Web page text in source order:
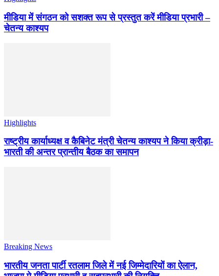
मीडिया में संगठन को सशक्त रूप से प्रस्तुत करें मीडिया प्रभारी –
चेतन्य काश्यप
Highlights
राष्ट्रीय कार्याध्यक्ष व कैबिनेट मंत्री चेतन्य काश्यप ने किया क्रीड़ा-
भारती की अन्तर प्रान्तीय बैठक का समापन
Breaking News
भारतीय जनता पार्टी रतलाम जिले में नई जिम्मेदारियों का ऐलान,